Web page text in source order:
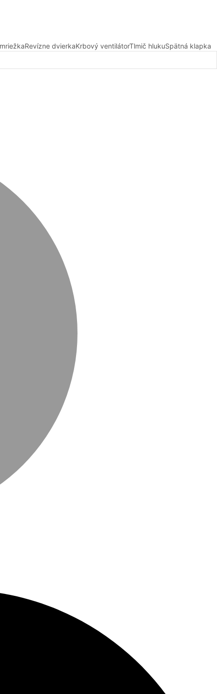
Revízne dvierkaKrbový ventilátorTlmič hlukuSpätná klapka